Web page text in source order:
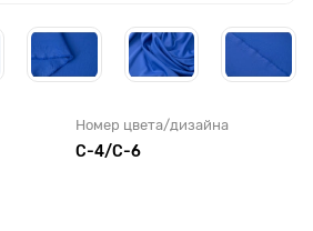
Номер цвета/дизайна
C-4/С-6